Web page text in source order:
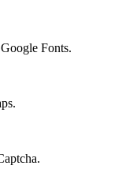
Fonts.